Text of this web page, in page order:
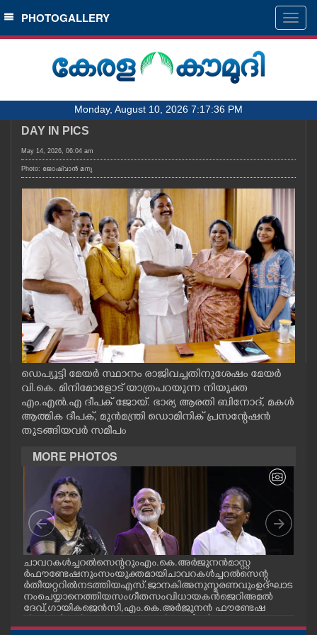
SECTIONS
HOME
NOTIFIED NEWS
KERALA
LOCAL
OBITUARY
NEWS 360
CASE DIARY
CINEMA
OPINION
PHOTOS
LIFESTYLE
SPIRITUAL
INFO+
ART
PHOTOGALLERY
Monday, August 10, 2026 7:17:36 PM
DAY IN PICS
May 14, 2026, 06:04 am
Photo: ജോഷ്‌വാൻ മനു
ഡെപ്യൂട്ടി മേയർ സ്ഥാനം രാജിവച്ചതിനുശേഷം മേയർ
വി.കെ. മിനിമോളോട് യാത്രപറയുന്ന നിയുക്ത
എം.എൽ.എ ദീപക് ജോയ്. ഭാര്യ ആരതി ബിനോദ്, മകൾ
ആത്മിക ദീപക്, മുൻമന്ത്രി​ ഡൊമിനിക് പ്രസന്റേഷൻ
തുടങ്ങിയവർ സമീപം
MORE PHOTOS
ചാവറ കൾച്ചറൽ സെന്ററും എം.കെ. അർജുനൻ മാസ്റ്റ
ർ ഫൗണ്ടേഷനും സംയുക്തമായി ചാവറ കൾച്ചറൽ സെന്റ
ർ തീയറ്ററിൽ നടത്തിയ എസ്. ജാനകി അനുസ്മരണവും ഉദ്ഘാട
നം ചെയ്യാനെത്തിയ സംഗീത സംവിധായകൻ ജെറി അമൽ
ദേവ്, ഗായിക ജെൻസി, എം.കെ. അർജുനൻ ഫൗണ്ടേഷ